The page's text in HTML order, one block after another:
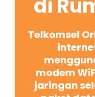
di
Telkomsel
modem
jaringan